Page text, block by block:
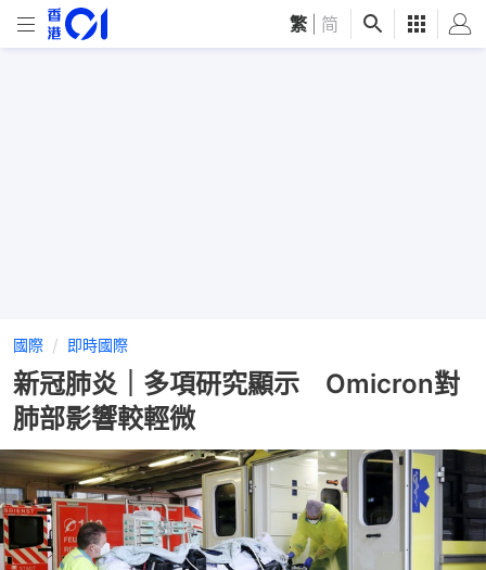
繁 简
國際 即時國際
新冠肺炎｜多項研究顯示 Omicron對
肺部影響較輕微